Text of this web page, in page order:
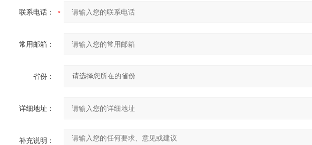
联系电话：
常用邮箱：
省份：
详细地址：
补充说明：